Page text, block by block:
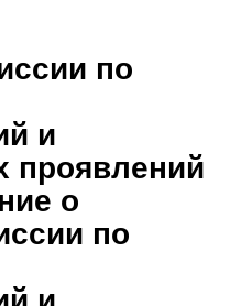
по
и
проявлений
о
по